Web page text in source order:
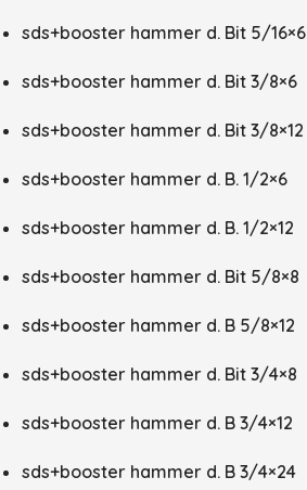
sds+booster hammer d. Bit 5/16×6
sds+booster hammer d. Bit 3/8×6
sds+booster hammer d. Bit 3/8×12
sds+booster hammer d. B. 1/2×6
sds+booster hammer d. B. 1/2×12
sds+booster hammer d. Bit 5/8×8
sds+booster hammer d. B 5/8×12
sds+booster hammer d. Bit 3/4×8
sds+booster hammer d. B 3/4×12
sds+booster hammer d. B 3/4×24